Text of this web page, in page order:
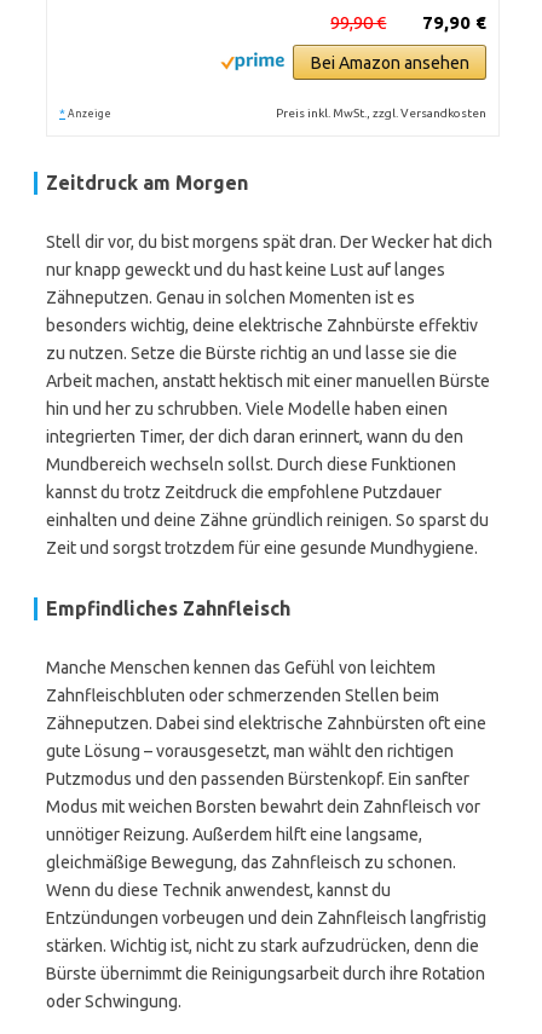
79,90 €
99,90 €
Bei Amazon ansehen
* Anzeige Preis inkl. MwSt., zzgl. Versandkosten
Zeitdruck am Morgen
Stell dir vor, du bist morgens spät dran. Der Wecker hat dich
nur knapp geweckt und du hast keine Lust auf langes
Zähneputzen. Genau in solchen Momenten ist es
besonders wichtig, deine elektrische Zahnbürste effektiv
zu nutzen. Setze die Bürste richtig an und lasse sie die
Arbeit machen, anstatt hektisch mit einer manuellen Bürste
hin und her zu schrubben. Viele Modelle haben einen
integrierten Timer, der dich daran erinnert, wann du den
Mundbereich wechseln sollst. Durch diese Funktionen
kannst du trotz Zeitdruck die empfohlene Putzdauer
einhalten und deine Zähne gründlich reinigen. So sparst du
Zeit und sorgst trotzdem für eine gesunde Mundhygiene.
Empfindliches Zahnfleisch
Manche Menschen kennen das Gefühl von leichtem
Zahnfleischbluten oder schmerzenden Stellen beim
Zähneputzen. Dabei sind elektrische Zahnbürsten oft eine
gute Lösung – vorausgesetzt, man wählt den richtigen
Putzmodus und den passenden Bürstenkopf. Ein sanfter
Modus mit weichen Borsten bewahrt dein Zahnfleisch vor
unnötiger Reizung. Außerdem hilft eine langsame,
gleichmäßige Bewegung, das Zahnfleisch zu schonen.
Wenn du diese Technik anwendest, kannst du
Entzündungen vorbeugen und dein Zahnfleisch langfristig
stärken. Wichtig ist, nicht zu stark aufzudrücken, denn die
Bürste übernimmt die Reinigungsarbeit durch ihre Rotation
oder Schwingung.